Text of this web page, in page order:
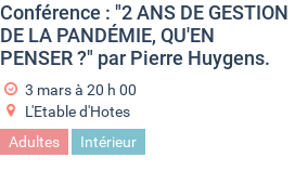
Conférence : "2 ANS DE GESTION
DE LA PANDÉMIE, QU'EN
PENSER ?" par Pierre Huygens.
3 mars à 20 h 00
L'Etable d'Hotes
Adultes
Intérieur